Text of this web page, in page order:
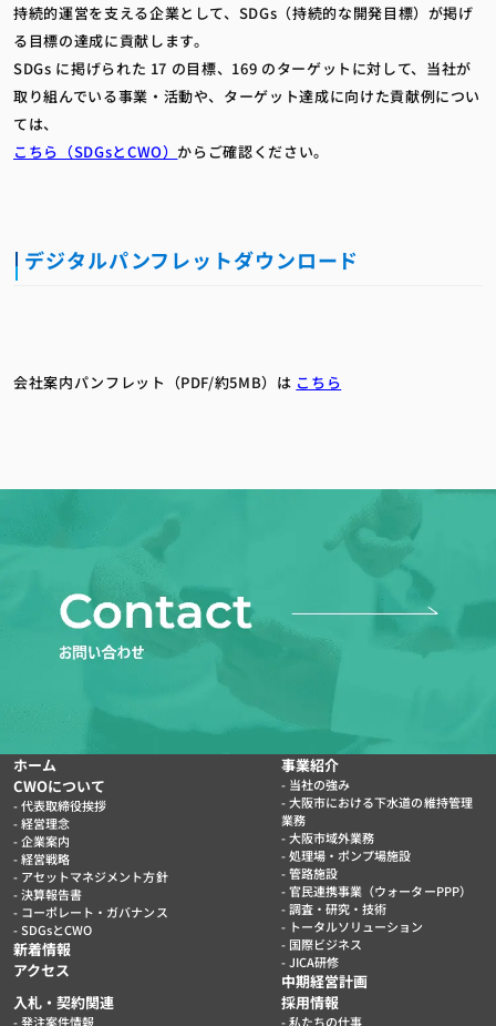
持続的運営を支える企業として、SDGs（持続的な開発目標）が掲げ
る目標の達成に貢献します。
SDGs に掲げられた 17 の目標、169 のターゲットに対して、当社が
取り組んでいる事業・活動や、ターゲット達成に向けた貢献例につい
ては、
こちら（SDGsとCWO） からご確認ください。
デジタルパンフレットダウンロード
会社案内パンフレット（PDF/約5MB）は こちら
ホーム
CWOについて
代表取締役挨拶
経営理念
企業案内
経営戦略
アセットマネジメント方針
決算報告書
コーポレート・ガバナンス
SDGsとCWO
新着情報
アクセス
事業紹介
当社の強み
大阪市における下水道の維持管理
業務
大阪市域外業務
処理場・ポンプ場施設
管路施設
官民連携事業（ウォーターPPP）
調査・研究・技術
トータルソリューション
国際ビジネス
JICA研修
中期経営計画
入札・契約関連
発注案件情報
採用情報
私たちの仕事